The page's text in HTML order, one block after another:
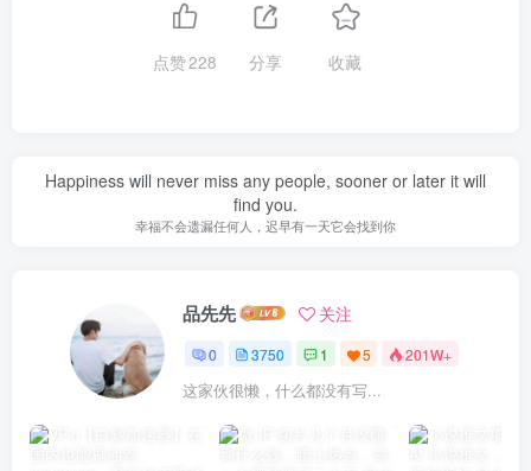
点赞228 分享 收藏
Happiness will never miss any people, sooner or later it will
find you.
幸福不会遗漏任何人，迟早有一天它会找到你
品先先 关注
0 3750 1 5 201W+
这家伙很懒，什么都没有写...